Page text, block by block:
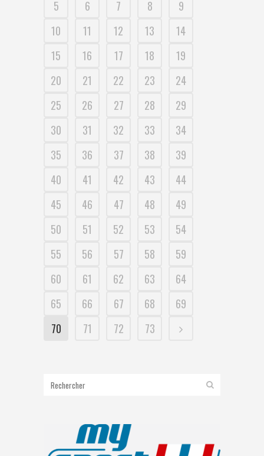
5
6 7 8
9
10
11 12 13
14
15
16 17 18
19
20
21 22 23
24
25
26 27 28
29
30
31 32 33
34
35
36 37 38
39
40
41 42 43
44
45
46 47 48
49
50
51 52 53
54
55
56 57 58
59
60
61 62 63
64
65
66 67 68
69
70
71 72 73